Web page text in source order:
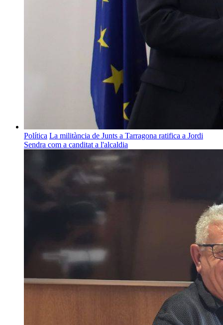
Política La militància de Junts a Tarragona ratifica a Jordi
Sendra com a canditat a l'alcaldia